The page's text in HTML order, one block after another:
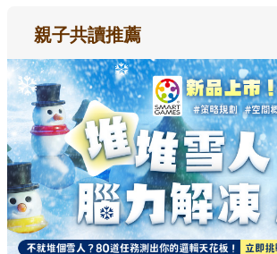
親子共讀推薦